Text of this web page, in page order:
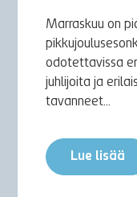
Marraskuu on
odotettavissa
juhlijoita ja
tavanneet...
Lue lisää